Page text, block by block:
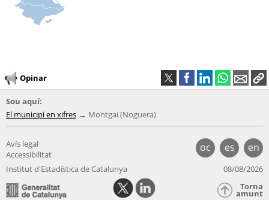
Opinar
Sou aquí:
El municipi en xifres
Montgai (Noguera)
oc es en
Avís legal
Accessibilitat
Institut d'Estadística de Catalunya
08/08/2026
Torna
amunt